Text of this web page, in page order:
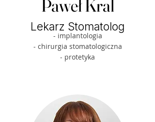
Paweł Kral
Lekarz Stomatolog
- implantologia
- chirurgia stomatologiczna
- protetyka